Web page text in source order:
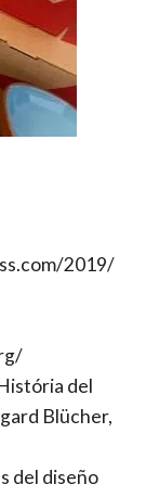
2019/
del
Blücher,
del diseño